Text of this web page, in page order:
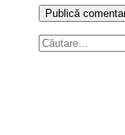
Caută
după: